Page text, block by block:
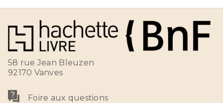
58 rue Jean Bleuzen
92170 Vanves
Foire aux questions